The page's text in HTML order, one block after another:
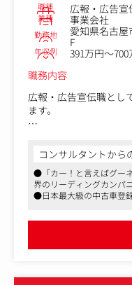
職種 広報・広告宣
業種 事業会社
勤務地
愛知県名古屋
F
年収例
391万円～700
職務内容
広報・広告宣伝職とし
ます。
・広告戦略の企画立案
・ブランド戦略やPR活
・広告の運用と効果測
・CMなど媒体の買付
・クリエイティブディ
経営陣とも密に連携を
コンサルタントから
●「カー！と言えばグー
界のリーディングカンパ
●日本最大級の中古車登
りにも注力しており、労